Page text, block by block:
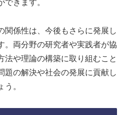
きます。
関係性は、今後もさらに発展し
。両分野の研究者や実践者が協
法や理論の構築に取り組むこと
題の解決や社会の発展に貢献し
。